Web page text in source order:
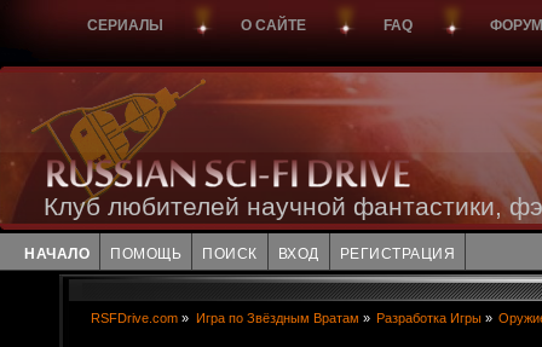
СЕРИАЛЫ О САЙТЕ FAQ ФОРУМ
Клуб любителей научной фантастики,
НАЧАЛО ПОМОЩЬ ПОИСК ВХОД РЕГИСТРАЦИЯ
RSFDrive.com » Игра по Звёздным Вратам » Разработка Игры»